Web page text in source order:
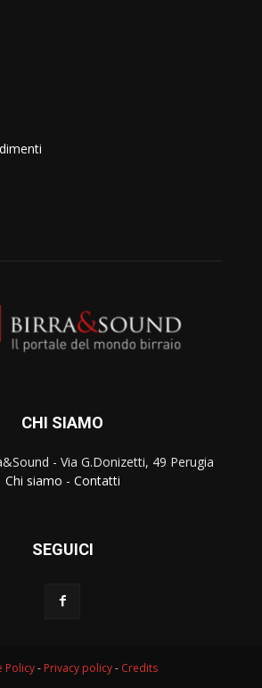
CHI SIAMO
- Via G.Donizetti, 49 Perugia
Chi siamo - Contatti
SEGUICI
Policy- Privacy policy- Credits